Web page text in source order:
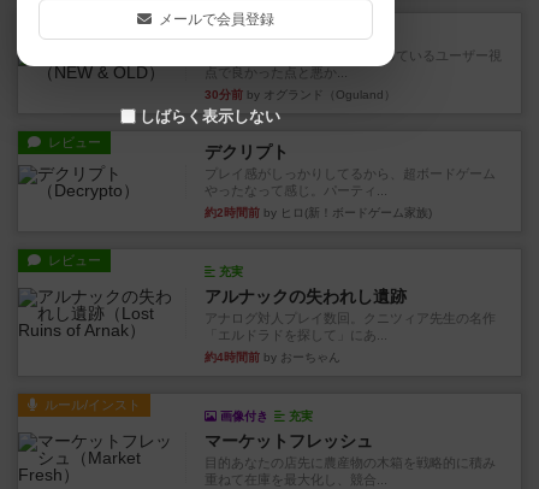
ボードゲームを1,000個以上持っているユーザー視
点で良かった点と悪か...
30分前 by オグランド（Oguland）
レビュー デクリプト
プレイ感がしっかりしてるから、超ボードゲーム
やったなって感じ。パーティ...
約2時間前 by ヒロ(新！ボードゲーム家族)
レビュー
充実
アルナックの失われし遺跡
アナログ対人プレイ数回。クニツィア先生の名作
「エルドラドを探して」にあ...
約4時間前 by おーちゃん
ルール/インスト
画像付き 充実
マーケットフレッシュ
目的あなたの店先に農産物の木箱を戦略的に積み
重ねて在庫を最大化し、競合...
メールで会員登録
しばらく表示しない